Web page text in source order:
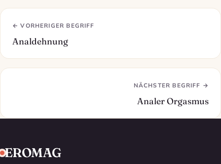
← VORHERIGER BEGRIFF
Analdehnung
NÄCHSTER BEGRIFF →
Analer Orgasmus
EROMAG